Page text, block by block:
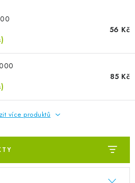
PRŮMYSLOVÉ
S LÁVOVÝM PÍSKEM
56 Kč
85 Kč
více produktů